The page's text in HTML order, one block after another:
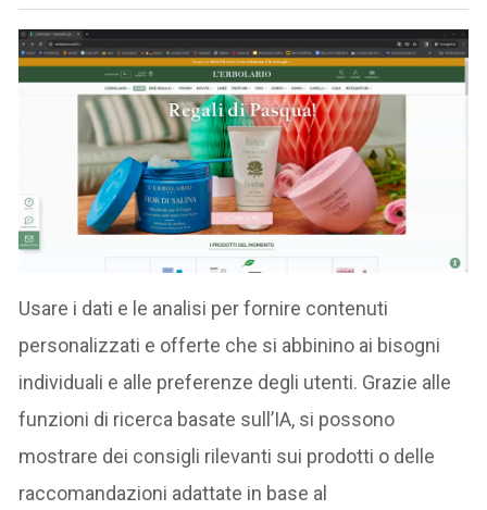
Usare i dati e le analisi per fornire contenuti
personalizzati e offerte che si abbinino ai bisogni
individuali e alle preferenze degli utenti. Grazie alle
funzioni di ricerca basate sull’IA, si possono
mostrare dei consigli rilevanti sui prodotti o delle
raccomandazioni adattate in base al